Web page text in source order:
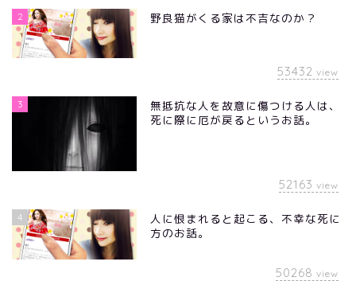
2 野良猫がくる家は不吉なのか？
53432 view
3
無抵抗な人を故意に傷つける人は、
死に際に厄が戻るというお話。
52163 view
4
人に恨まれると起こる、不幸な死に
方のお話。
50268 view